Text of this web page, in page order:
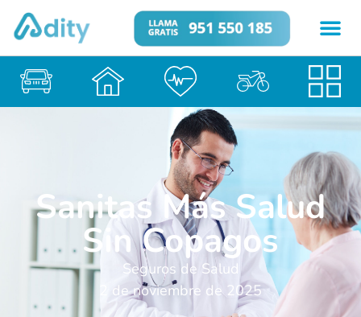
Sanitas Más Salud
Sin Copagos
Seguros de Salud
2 de noviembre de 2025